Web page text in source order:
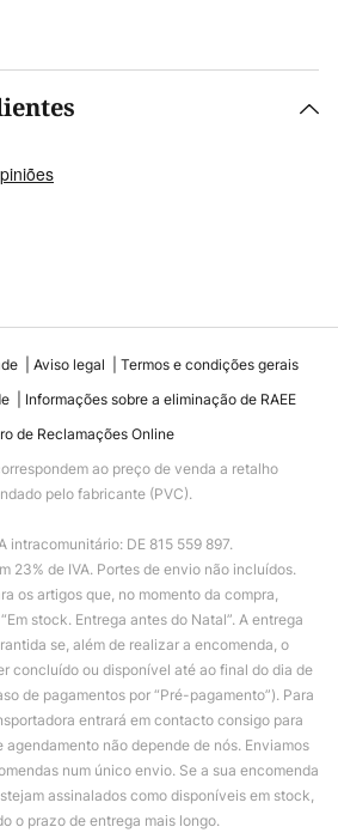
Aviso legal
Termos e condições gerais
Informações sobre a eliminação de RAEE
de Reclamações Online
ao preço de venda a retalho
pelo fabricante (PVC).
intracomunitário: DE 815 559 897.
23% de IVA. Portes de envio não incluídos.
os artigos que, no momento da compra,
stock. Entrega antes do Natal”. A entrega
se, além de realizar a encomenda, o
concluído ou disponível até ao final do dia de
de pagamentos por “Pré-pagamento”). Para
entrará em contacto consigo para
não depende de nós. Enviamos
num único envio. Se a sua encomenda
assinalados como disponíveis em stock,
o prazo de entrega mais longo.